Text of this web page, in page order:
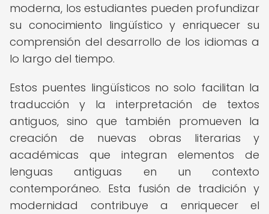
moderna, los estudiantes pueden profundizar
su conocimiento lingüístico y enriquecer su
comprensión del desarrollo de los idiomas a
lo largo del tiempo.
Estos puentes lingüísticos no solo facilitan la
traducción y la interpretación de textos
antiguos, sino que también promueven la
creación de nuevas obras literarias y
académicas que integran elementos de
lenguas antiguas en un contexto
contemporáneo. Esta fusión de tradición y
modernidad contribuye a enriquecer el